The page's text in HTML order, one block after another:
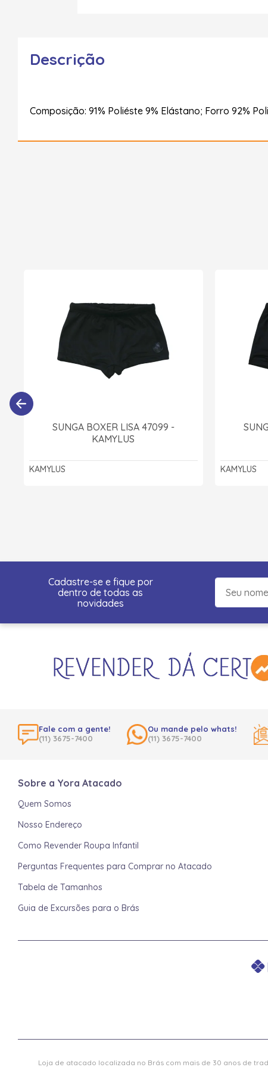
Descrição
Composição: 91% Poliéste 9% Elástano; Forro 92%
SUNGA BOXER LISA 47099 -
KAMYLUS
KAMYLUS KAMYLUS
Cadastre-se e fique por
dentro de todas as
novidades
Fale com a gente!
(11) 3675-7400
Ou mande pelo whats!
(11) 3675-7400
Sobre a Yora Atacado
Quem Somos
Nosso Endereço
Como Revender Roupa Infantil
Perguntas Frequentes para Comprar no Atacado
Tabela de Tamanhos
Guia de Excursões para o Brás
Loja de atacado localizada no Brás com mais de 30 anos de